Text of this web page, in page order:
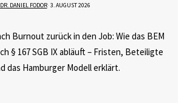
DR. DANIEL FODOR⋅ 3. AUGUST 2026
Burnout zurück in den Job: Wie das BEM
§ 167 SGB IX abläuft – Fristen, Beteiligte
das Hamburger Modell erklärt.